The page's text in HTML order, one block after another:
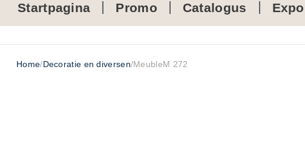
Startpagina Promo Catalogus Expo
Home/Decoratie en diversen/MeubleM 272